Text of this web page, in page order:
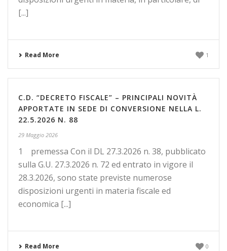
[...]
Read More 1
C.D. “DECRETO FISCALE” – PRINCIPALI NOVITÀ
APPORTATE IN SEDE DI CONVERSIONE NELLA L.
22.5.2026 N. 88
29 Maggio 2026
1 premessa Con il DL 27.3.2026 n. 38, pubblicato
sulla G.U. 27.3.2026 n. 72 ed entrato in vigore il
28.3.2026, sono state previste numerose
disposizioni urgenti in materia fiscale ed
economica [...]
Read More 0